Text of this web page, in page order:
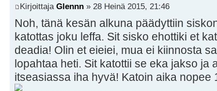
Kirjoittaja Glennn » 28 Heinä 2015, 21:46
Noh, tänä kesän alkuna päädyttiin
katottas joku leffa. Sit sisko ehottiki et
deadia! Olin et eieiei, mua ei kiinnosta
lopahtaa heti. Sit katottii se eka jakso ja
itseasiassa iha hyvä! Katoin aika nopee